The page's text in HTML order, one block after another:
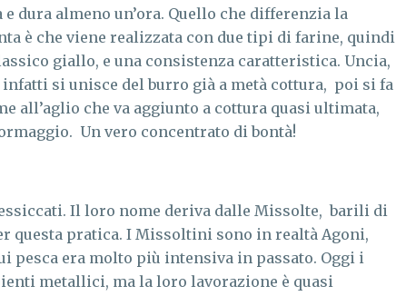
e dura almeno un’ora. Quello che differenzia la
è che viene realizzata con due tipi di farine, quindi
giallo, e una consistenza caratteristica. Uncia,
si unisce del burro già a metà cottura, poi si fa
all’aglio che va aggiunto a cottura quasi ultimata,
Un vero concentrato di bontà!
Il loro nome deriva dalle Missolte, barili di
questa pratica. I Missoltini sono in realtà Agoni,
pesca era molto più intensiva in passato. Oggi i
metallici, ma la loro lavorazione è quasi